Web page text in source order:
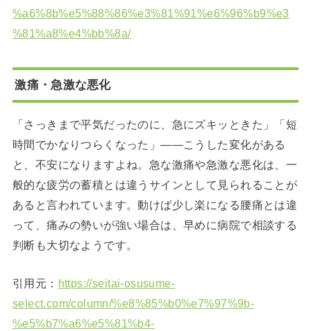
%a6%8b%e5%88%86%e3%81%91%e6%96%b9%e3
%81%a8%e4%bb%8a/
激痛・急激な悪化
「さっきまで平気だったのに、急にズキッときた」「短
時間でかなりつらくなった」――こうした変化がある
と、不安になりますよね。急な激痛や急激な悪化は、一
般的な疲労の蓄積とは違うサインとして見られることが
あると言われています。動けば少し楽になる腰痛とは違
って、痛みの勢いが強い場合は、早めに病院で相談する
判断も大切なようです。
引用元： https://seitai-osusume-
select.com/column/%e8%85%b0%e7%97%9b-
%e5%b7%a6%e5%81%b4-